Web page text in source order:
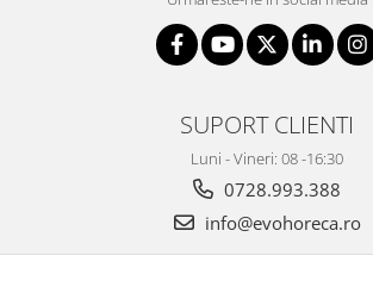
SUPORT CLIENTI
Luni - Vineri: 08 -16:30
0728.993.388
info@evohoreca.ro